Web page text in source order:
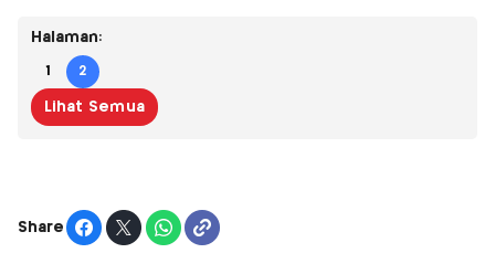
Halaman:
1 2
Lihat Semua
Share